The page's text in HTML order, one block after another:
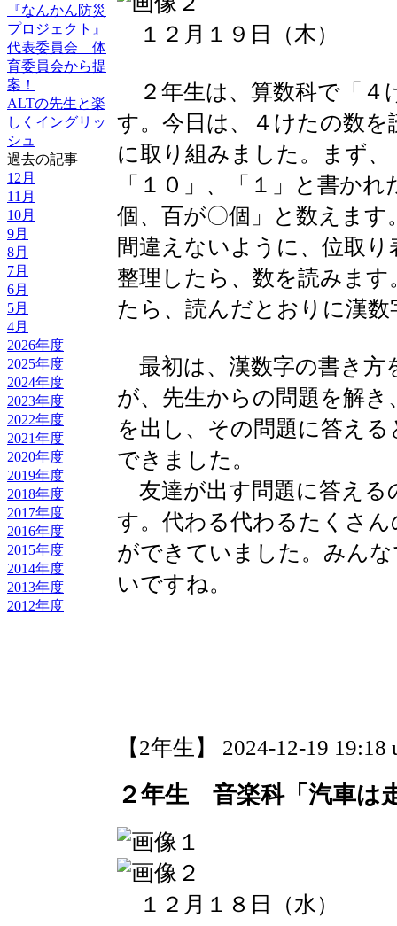
『なんかん防災
プロジェクト』
代表委員会 体
育委員会から提
案！
ALTの先生と楽
しくイングリッ
シュ
過去の記事
12月
11月
10月
9月
8月
7月
6月
5月
4月
2026年度
2025年度
2024年度
2023年度
2022年度
2021年度
2020年度
2019年度
2018年度
2017年度
2016年度
2015年度
2014年度
2013年度
2012年度
１２月１９日（木）
２年生は、算数科で「４
す。今日は、４けたの数
に取り組みました。まず
「１０」、「１」と書か
個、百が〇個」と数えま
間違えないように、位取
整理したら、数を読みま
たら、読んだとおりに漢
最初は、漢数字の書き方
が、先生からの問題を解
を出し、その問題に答え
できました。
友達が出す問題に答える
す。代わる代わるたくさ
ができていました。みん
いですね。
【2年生】 2024-12-19 19:18
２年生 音楽科「汽車は
１２月１８日（水）